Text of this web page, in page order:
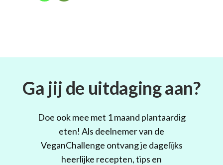
Ga jij de uitdaging aan?
Doe ook mee met 1 maand plantaardig
eten! Als deelnemer van de
VeganChallenge ontvang je dagelijks
heerlijke recepten, tips en